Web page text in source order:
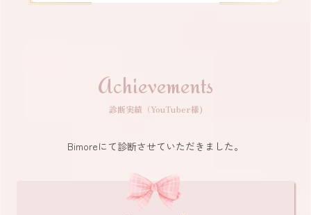
Achievements
診断実績（YouTuber様)
Bimoreにて診断させていただきました。